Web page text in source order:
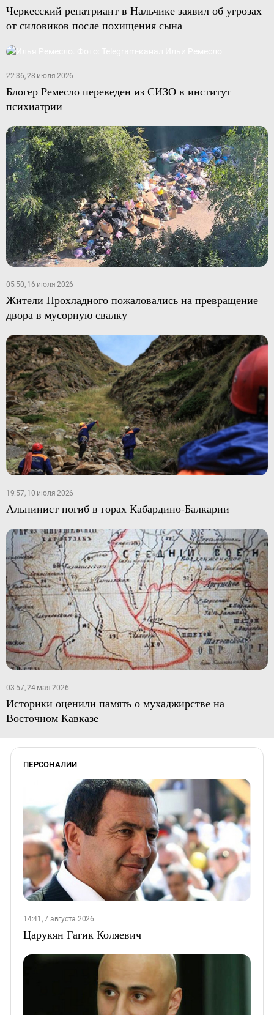
Черкесский репатриант в Нальчике заявил об угрозах
от силовиков после похищения сына
22:36, 28 июля 2026
Блогер Ремесло переведен из СИЗО в институт
психиатрии
05:50, 16 июля 2026
Жители Прохладного пожаловались на превращение
двора в мусорную свалку
19:57, 10 июля 2026
Альпинист погиб в горах Кабардино-Балкарии
03:57, 24 мая 2026
Историки оценили память о мухаджирстве на
Восточном Кавказе
ПЕРСОНАЛИИ
14:41, 7 августа 2026
Царукян Гагик Коляевич